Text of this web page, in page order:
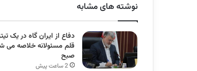
نوشته های مشابه
دفاع از ایران گاه در یک
قلم مسئولانه خلاصه
صبح
2 ساعت پیش